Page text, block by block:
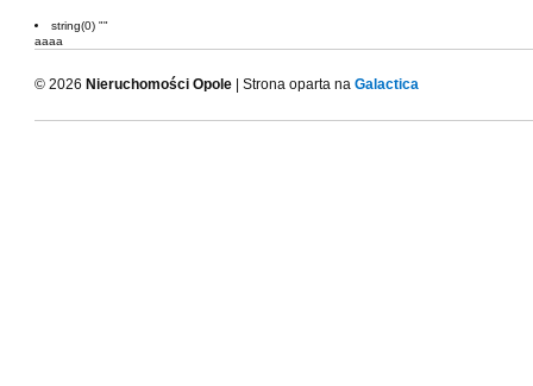
string(0) ""
aaaa
© 2026 Nieruchomości Opole | Strona oparta na Galactica